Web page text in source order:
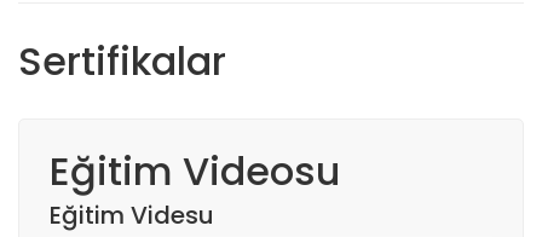
Sertifikalar
Eğitim Videosu
Eğitim Videsu